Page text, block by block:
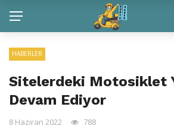
HABERLER
Sitelerdeki Motosiklet
Devam Ediyor
8 Haziran 2022 788